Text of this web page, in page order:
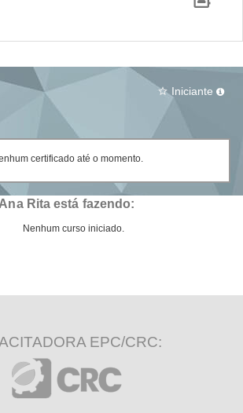
star_border Iniciante
certificado até o momento.
Rita está fazendo:
Nenhum curso iniciado.
EPC/CRC: